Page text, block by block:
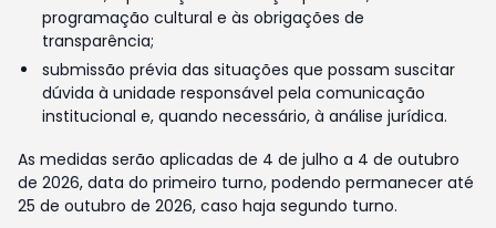
programação cultural e às obrigações de
transparência;
submissão prévia das situações que possam suscitar
dúvida à unidade responsável pela comunicação
institucional e, quando necessário, à análise jurídica.
As medidas serão aplicadas de 4 de julho a 4 de outubro
de 2026, data do primeiro turno, podendo permanecer até
25 de outubro de 2026, caso haja segundo turno.